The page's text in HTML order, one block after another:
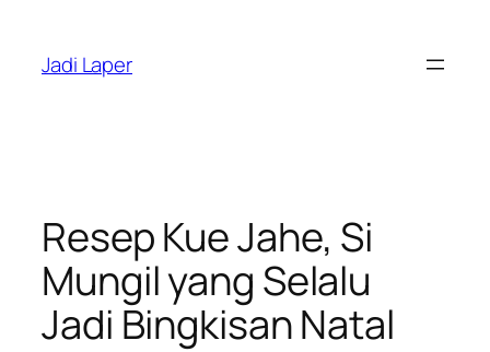
content
Jadi Laper
Resep Kue Jahe, Si
Mungil yang Selalu
Jadi Bingkisan Natal